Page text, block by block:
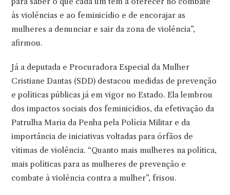
às violências e ao feminicídio e de encorajar as
mulheres a denunciar e sair da zona de violência”,
afirmou.
Já a deputada e Procuradora Especial da Mulher
Cristiane Dantas (SDD) destacou medidas de prevenção
e políticas públicas já em vigor no Estado. Ela lembrou
dos impactos sociais dos feminicídios, da efetivação da
Patrulha Maria da Penha pela Polícia Militar e da
importância de iniciativas voltadas para órfãos de
vítimas de violência. “Quanto mais mulheres na política,
mais políticas para as mulheres de prevenção e
combate à violência contra a mulher”, frisou.